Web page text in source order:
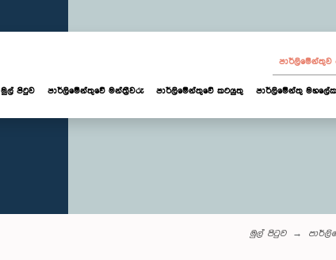
පාර්ලි‌මේන්තුව
මුල් පිටුව පාර්ලි‌මේන්තුවේ මන්ත්‍රීවරු පාර්ලිමේන්තුවේ කටයුතු පාර්ලිමේන්තු
මුල් පිටුව